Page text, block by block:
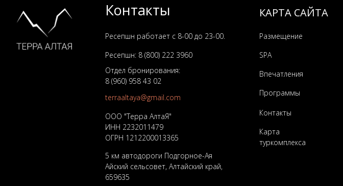
КАРТА САЙТА
Контакты
Ресепшн: 8 (800) 222 3960
Отдел бронирования:
8 (960) 958 43 02
terraaltaya@gmail.com
ООО "Терра АлтаЯ"
ИНН 2232011479
ОГРН 1212200013365
5 км автодороги Подгорное-Ая
Айский сельсовет, Алтайский край,
659635
Размещение
SPA
Впечатления
Программы
Контакты
Ресепшн работает с 8-00 до 23-00.
Карта
туркомплекса